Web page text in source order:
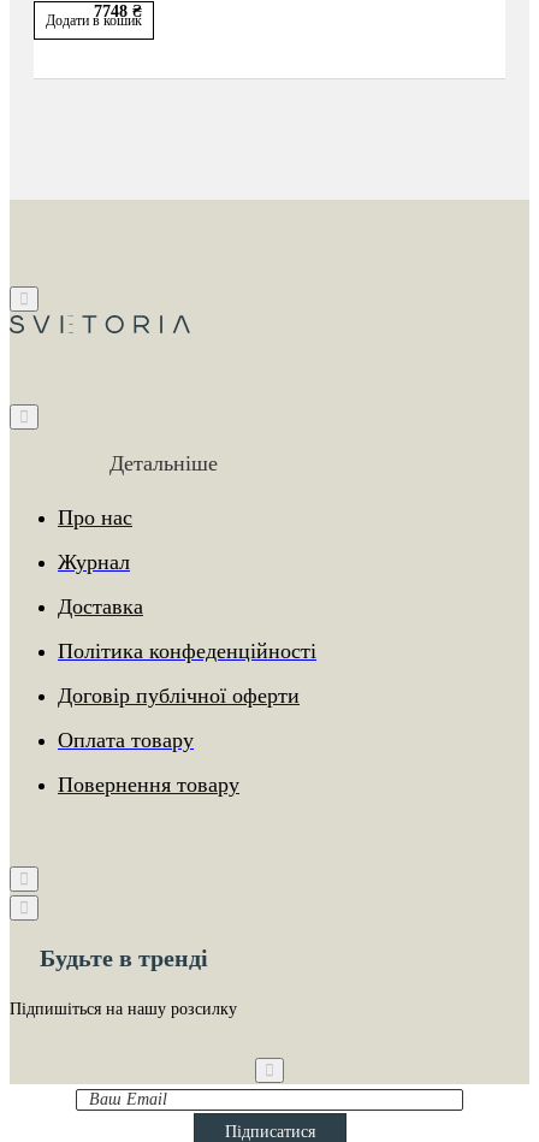
7748 ₴
Додати в кошик
Детальніше
Про нас
Журнал
Доставка
Політика конфеденційності
Договір публічної оферти
Оплата товару
Повернення товару
Будьте в тренді
Підпишіться на нашу розсилку
Ваш
Email
Підписатися